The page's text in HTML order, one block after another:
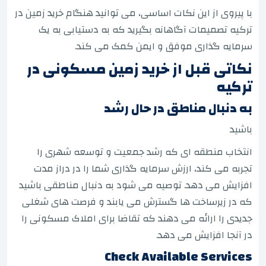
با پیروی از این نکات اساسی، می توانید هنگام خرید زمین در
ترکیه تصمیمات آگاهانه بگیرید که به دستیابی به یک
سرمایه گذاری موفق و ایمن کمک می کند.
نکاتی قبل از خرید زمین مسکونی در
ترکیه
به دنبال مناطق در حال رشد
باشید
انتخاب منطقه ای که رشد جمعیت و توسعه شهری را
تجربه می کند، ارزش سرمایه گذاری شما را در دراز مدت
افزایش می دهد. توصیه می شود به دنبال مناطقی باشید
که در زیرساخت ها گسترش می یابند و فرصت های شغلی
جدیدی را ارائه می دهند که تقاضا برای املاک مسکونی را
در آنجا افزایش می دهد.
Check Available Services